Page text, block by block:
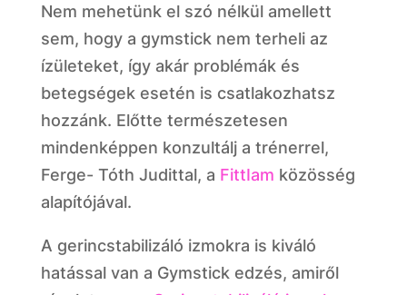
Nem mehetünk el szó nélkül amellett
sem, hogy a gymstick nem terheli az
ízületeket, így akár problémák és
betegségek esetén is csatlakozhatsz
hozzánk. Előtte természetesen
mindenképpen konzultálj a trénerrel,
Ferge- Tóth Judittal, a FittIam közösség
alapítójával.
A gerincstabilizáló izmokra is kiváló
hatással van a Gymstick edzés, amiről